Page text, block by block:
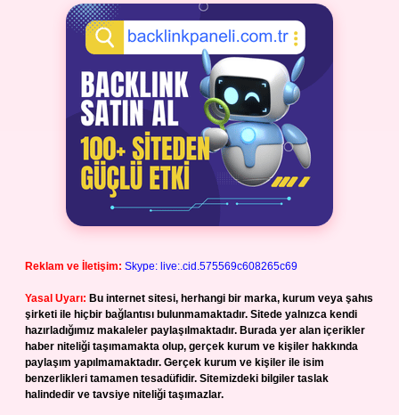
Reklam ve İletişim: Skype: live:.cid.575569c608265c69
Yasal Uyarı: Bu internet sitesi, herhangi bir marka, kurum veya şahıs
şirketi ile hiçbir bağlantısı bulunmamaktadır. Sitede yalnızca kendi
hazırladığımız makaleler paylaşılmaktadır. Burada yer alan içerikler
haber niteliği taşımamakta olup, gerçek kurum ve kişiler hakkında
paylaşım yapılmamaktadır. Gerçek kurum ve kişiler ile isim
benzerlikleri tamamen tesadüfidir. Sitemizdeki bilgiler taslak
halindedir ve tavsiye niteliği taşımazlar.